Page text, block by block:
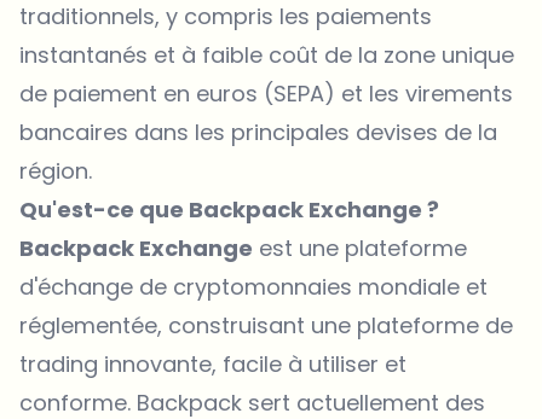
traditionnels, y compris les paiements
instantanés et à faible coût de la zone unique
de paiement en euros (SEPA) et les virements
bancaires dans les principales devises de la
région.
Qu'est-ce que Backpack Exchange ?
Backpack Exchange est une plateforme
d'échange de cryptomonnaies mondiale et
réglementée, construisant une plateforme de
trading innovante, facile à utiliser et
conforme. Backpack sert actuellement des